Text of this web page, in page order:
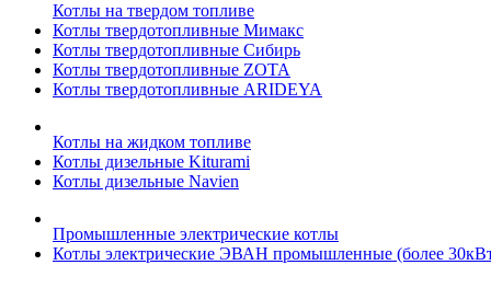
Котлы на твердом топливе
Котлы твердотопливные Мимакс
Котлы твердотопливные Сибирь
Котлы твердотопливные ZOTA
Котлы твердотопливные ARIDEYA
Котлы на жидком топливе
Котлы дизельные Kiturami
Котлы дизельные Navien
Промышленные электрические котлы
Котлы электрические ЭВАН промышленные (более